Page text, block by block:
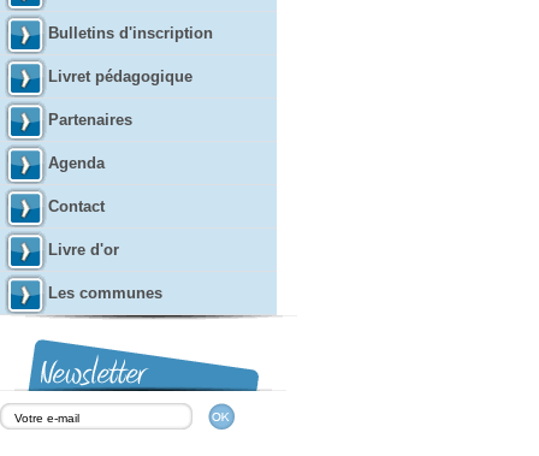
Bulletins d'inscription
Livret pédagogique
Partenaires
Agenda
Contact
Livre d'or
Les communes